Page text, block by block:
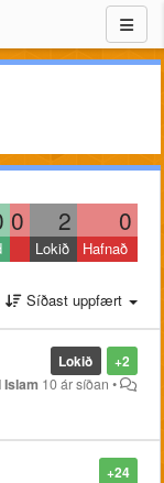
0 2 0
Lokið Hafnað
Síðast uppfært
+2
Lokið
Islam 10 ár síðan •
+24